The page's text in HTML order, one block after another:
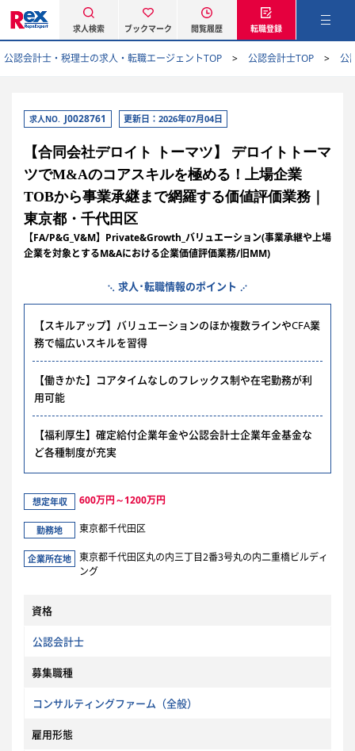
求人検索 ブックマーク 閲覧履歴 転職登録
公認会計士・税理士の求人・転職エージェントTOP 公認会計士TOP 公
求人NO. J0028761 更新日：2026年07月04日
【合同会社デロイト トーマツ】 デロイトトーマ
ツでM&Aのコアスキルを極める！上場企業
TOBから事業承継まで網羅する価値評価業務｜
東京都・千代田区
【FA/P&G_V&M】Private&Growth_バリュエーション(事業承継や上場
企業を対象とするM&Aにおける企業価値評価業務/旧MM)
求人･転職情報のポイント
【スキルアップ】バリュエーションのほか複数ラインやCFA業
務で幅広いスキルを習得
【働きかた】コアタイムなしのフレックス制や在宅勤務が利
用可能
【福利厚生】確定給付企業年金や公認会計士企業年金基金な
ど各種制度が充実
想定年収 600万円～1200万円
勤務地 東京都千代田区
企業所在地
東京都千代田区丸の内三丁目2番3号丸の内二重橋ビルディ
ング
資格
公認会計士
募集職種
コンサルティングファーム（全般）
雇用形態